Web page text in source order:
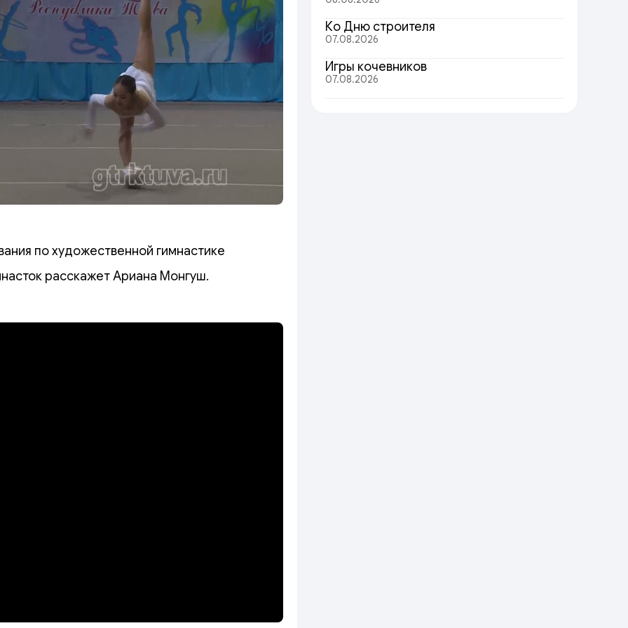
по художественной гимнастике
расскажет Ариана Монгуш.
Ко Дню строителя
07.08.2026
Игры кочевников
07.08.2026